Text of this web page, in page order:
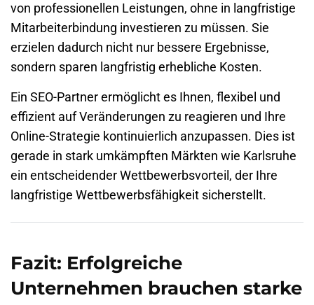
von professionellen Leistungen, ohne in langfristige
Mitarbeiterbindung investieren zu müssen. Sie
erzielen dadurch nicht nur bessere Ergebnisse,
sondern sparen langfristig erhebliche Kosten.
Ein SEO-Partner ermöglicht es Ihnen, flexibel und
effizient auf Veränderungen zu reagieren und Ihre
Online-Strategie kontinuierlich anzupassen. Dies ist
gerade in stark umkämpften Märkten wie Karlsruhe
ein entscheidender Wettbewerbsvorteil, der Ihre
langfristige Wettbewerbsfähigkeit sicherstellt.
Fazit: Erfolgreiche
Unternehmen brauchen starke